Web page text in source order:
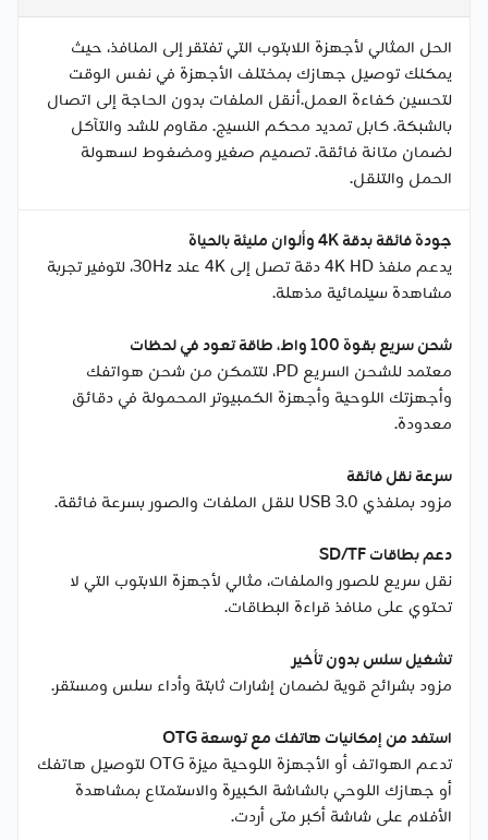
الحل المثالي لأجهزة اللابتوب التي تفتقر إلى المنافذ، حيث
يمكنك توصيل جهازك بمختلف الأجهزة في نفس الوقت
لتحسين كفاءة العمل.أنقل الملفات بدون الحاجة إلى اتصال
بالشبكة. كابل تمديد محكم النسيج. مقاوم للشد والتآكل
لضمان متانة فائقة. تصميم صغير ومضغوط لسهولة
الحمل والتنقل.
جودة فائقة بدقة 4K وألوان مليئة بالحياة
يدعم منفذ 4K HD دقة تصل إلى 4K عند 30Hz، لتوفير تجربة
مشاهدة سينمائية مذهلة.
شحن سريع بقوة 100 واط، طاقة تعود في لحظات
معتمد للشحن السريع PD، لتتمكن من شحن هواتفك
وأجهزتك اللوحية وأجهزة الكمبيوتر المحمولة في دقائق
معدودة.
سرعة نقل فائقة
مزود بمنفذي USB 3.0 لنقل الملفات والصور بسرعة فائقة.
دعم بطاقات SD/TF
نقل سريع للصور والملفات، مثالي لأجهزة اللابتوب التي لا
تحتوي على منافذ قراءة البطاقات.
تشغيل سلس بدون تأخير
مزود بشرائح قوية لضمان إشارات ثابتة وأداء سلس ومستقر.
استفد من إمكانيات هاتفك مع توسعة OTG
تدعم الهواتف أو الأجهزة اللوحية ميزة OTG لتوصيل هاتفك
أو جهازك اللوحي بالشاشة الكبيرة والاستمتاع بمشاهدة
الأفلام على شاشة أكبر متى أردت.